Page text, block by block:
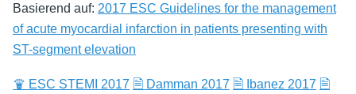
Basierend auf: 2017 ESC Guidelines for the management
of acute myocardial infarction in patients presenting with
ST-segment elevation
♛ ESC STEMI 2017 🗎 Damman 2017 🗎 Ibanez 2017 🗎